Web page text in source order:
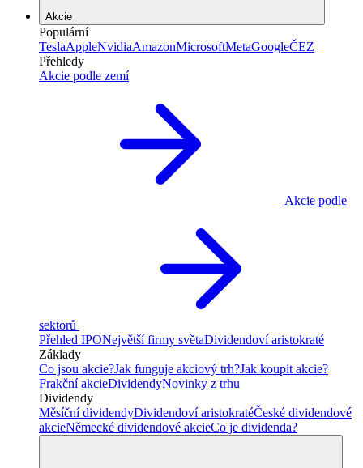
Akcie
Populární
TeslaAppleNvidiaAmazonMicrosoftMetaGoogleČEZ
Přehledy
Akcie podle zemí
Akcie podle
sektorů
Přehled IPONejvětší firmy světaDividendoví aristokraté
Základy
Co jsou akcie?Jak funguje akciový trh?Jak koupit akcie?
Frakční akcieDividendyNovinky z trhu
Dividendy
Měsíční dividendyDividendoví aristokratéČeské dividendové
akcieNěmecké dividendové akcieCo je dividenda?